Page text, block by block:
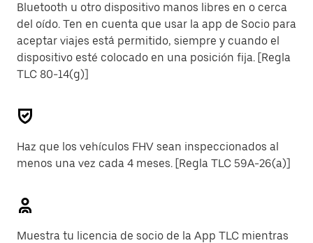
Bluetooth u otro dispositivo manos libres en o cerca
del oído. Ten en cuenta que usar la app de Socio para
aceptar viajes está permitido, siempre y cuando el
dispositivo esté colocado en una posición fija. [Regla
TLC 80-14(g)]
Haz que los vehículos FHV sean inspeccionados al
menos una vez cada 4 meses. [Regla TLC 59A-26(a)]
Muestra tu licencia de socio de la App TLC mientras